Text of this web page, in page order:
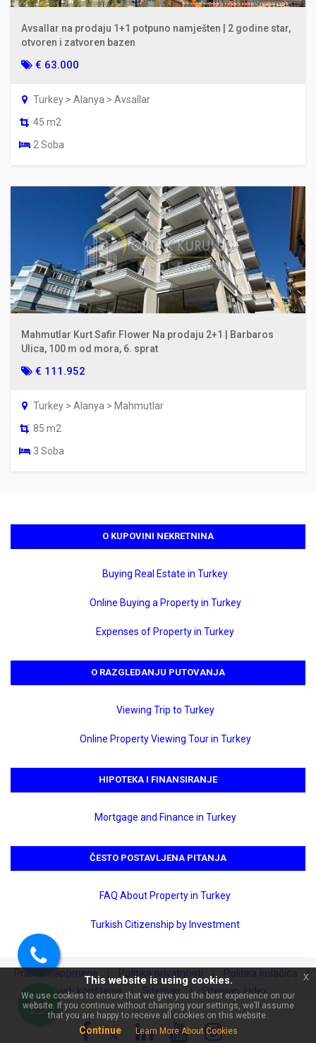
Avsallar na prodaju 1+1 potpuno namješten | 2 godine star,
otvoren i zatvoren bazen
€ 63.000
Turkey > Alanya > Avsallar
45 m2
2 Soba
Mahmutlar Kurt Safir Flower Na prodaju 2+1 | Barbaros
Ulica, 100 m od mora, 6. sprat
€ 111.952
Turkey > Alanya > Mahmutlar
85 m2
3 Soba
O KUPOVINI NEKRETNINA
Buying Real Estate in Turkey
Online Buying a Property in Turkey
Expenses of Property in Turkey
O RAZGLEDANJU PUTOVANJA
Viewing Trip to Turkey
Online Property Viewing Tour in Turkey
HIPOTEKA I FINANSIRANJE
Mortgage and Finance in Turkey
ČESTO POSTAVLJENA PITANJA
FAQ About Property in Turkey
Turkish Citizenship by Investment
Pravne napomene Politika privatnosti Politika kolačića |
Uvjeti korištenja | Sitemap | Sitemap Index
Pozovite
nas
WhatsApp
This website is using cookies.
We use cookies to ensure that we give you the best experience on our
website. If you continue without changing your settings, we’ll assume
that you are happy to receive all cookies on this website.
Continue Learn More About Cookies
x
My World Rezidans na prodaju